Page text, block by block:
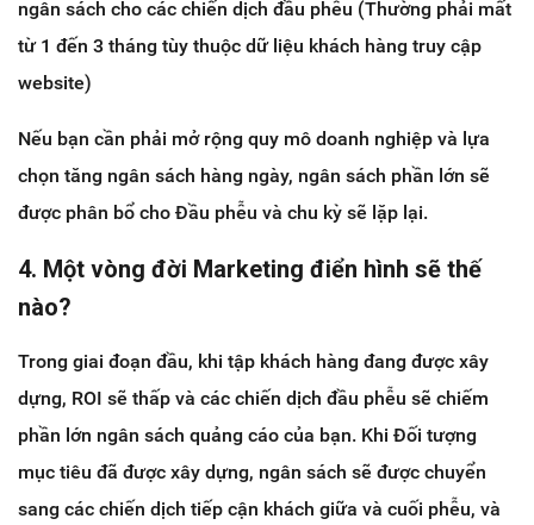
ngân sách cho các chiến dịch đầu phễu (Thường phải mất
từ 1 đến 3 tháng tùy thuộc dữ liệu khách hàng truy cập
website)
Nếu bạn cần phải mở rộng quy mô doanh nghiệp và lựa
chọn tăng ngân sách hàng ngày, ngân sách phần lớn sẽ
được phân bổ cho Đầu phễu và chu kỳ sẽ lặp lại.
4. Một vòng đời Marketing điển hình sẽ thế
nào?
Trong giai đoạn đầu, khi tập khách hàng đang được xây
dựng, ROI sẽ thấp và các chiến dịch đầu phễu sẽ chiếm
phần lớn ngân sách quảng cáo của bạn. Khi Đối tượng
mục tiêu đã được xây dựng, ngân sách sẽ được chuyển
sang các chiến dịch tiếp cận khách giữa và cuối phễu, và